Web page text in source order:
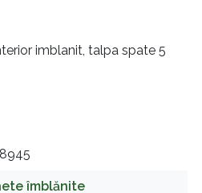
imblanit, talpa spate 5
îmblănite